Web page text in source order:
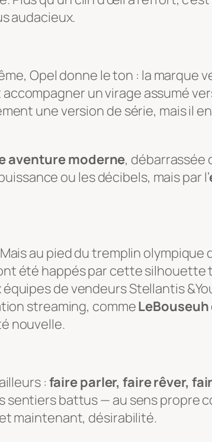
audacieux.
Opel donne le ton : la marque
un virage assumé
une version de série, mais il
aventure moderne, débarrassée
ou les décibels, mais par l’
au pied du tremplin olympique
été happés par cette
de vendeurs Stellantis
streaming, commeLeBouseuh
nouvelle.
: faire parler, faire rêver,
sentiers battus — au sens propre
maintenant, désirabilité.